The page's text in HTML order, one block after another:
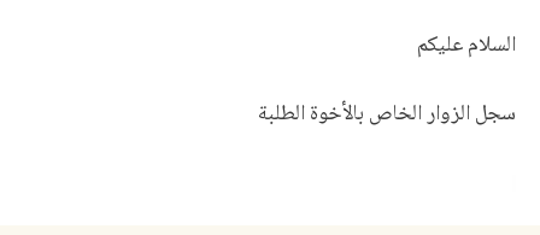
السلام عليكم
سجل الزوار الخاص بالأخوة الطلبة